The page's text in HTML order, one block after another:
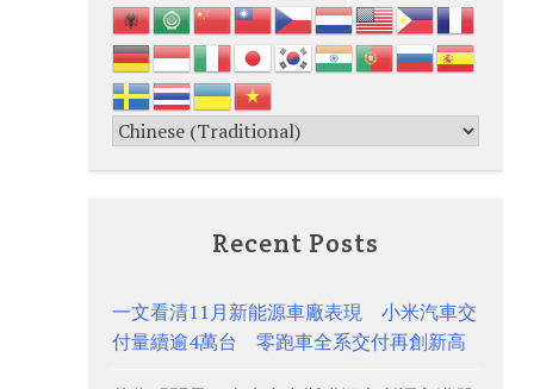
Recent Posts
一文看清11月新能源車廠表現 小米汽車交
付量續逾4萬台 零跑車全系交付再創新高